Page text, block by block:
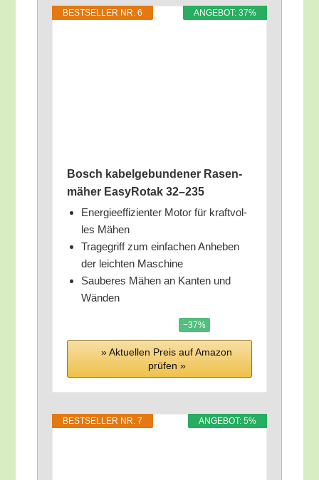
ANGE­BOT: 37%
BEST­SEL­LER NR. 6
Bosch kabel­ge­bun­de­ner Rasen­
mä­her Easy­Rot­ak 32–235
Ener­gie­ef­fi­zi­en­ter Motor für kraft­vol­
les Mähen
Tra­ge­griff zum ein­fa­chen Anhe­ben
der leich­ten Maschine
Sau­be­res Mähen an Kan­ten und
Wänden
−37%
» Aktu­el­len Preis auf Ama­zon
prü­fen »
ANGE­BOT: 5%
BEST­SEL­LER NR. 7